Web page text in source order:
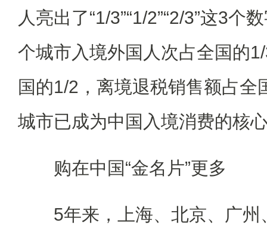
人亮出了“1/3”“1/2”“2/3”这3个
个城市入境外国人次占全国的
国的1/2，离境退税销售额占全
城市已成为中国入境消费的核
购在中国“金名片”更多
5年来，上海、北京、广州